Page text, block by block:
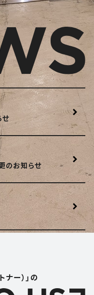
せ
のお知らせ
ー）」の